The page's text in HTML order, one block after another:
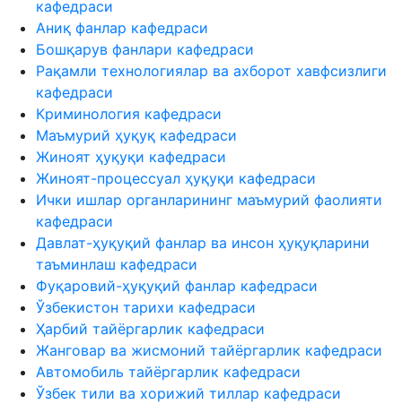
кафедраси
Аниқ фанлар кафедраси
Бошқарув фанлари кафедраси
Рақамли технологиялар ва ахборот хавфсизлиги
кафедраси
Криминология кафедраси
Маъмурий ҳуқуқ кафедраси
Жиноят ҳуқуқи кафедраси
Жиноят-процессуал ҳуқуқи кафедраси
Ички ишлар органларининг маъмурий фаолияти
кафедраси
Давлат-ҳуқуқий фанлар ва инсон ҳуқуқларини
таъминлаш кафедраси
Фуқаровий-ҳуқуқий фанлар кафедраси
Ўзбекистон тарихи кафедраси
Ҳарбий тайёргарлик кафедраси
Жанговар ва жисмоний тайёргарлик кафедраси
Автомобиль тайёргарлик кафедраси
Ўзбек тили ва хорижий тиллар кафедраси